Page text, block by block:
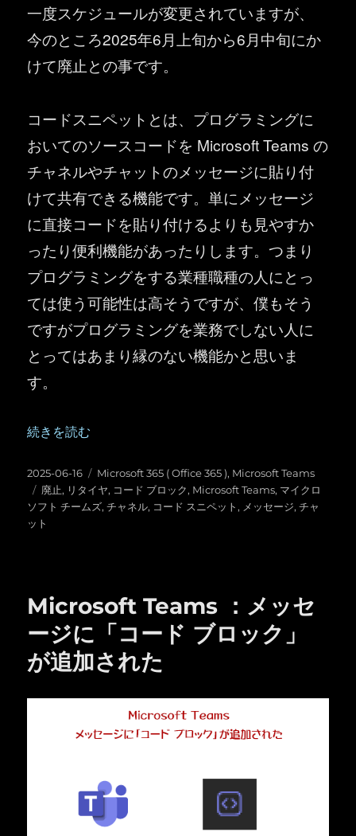
一度スケジュールが変更されていますが、
今のところ2025年6月上旬から6月中旬にか
けて廃止との事です。
コードスニペットとは、プログラミングに
おいてのソースコードを Microsoft Teams の
チャネルやチャットのメッセージに貼り付
けて共有できる機能です。単にメッセージ
に直接コードを貼り付けるよりも見やすか
ったり便利機能があったりします。つまり
プログラミングをする業種職種の人にとっ
ては使う可能性は高そうですが、僕もそう
ですがプログラミングを業務でしない人に
とってはあまり縁のない機能かと思いま
す。
“Microsoft Teams ：「コード スニペット」廃止の予定” の
続きを読む
投
稿
日:
2025-06-16
カ
テ
ゴ
Microsoft 365 ( Office 365 ), Microsoft Teams
タ
グ
廃止, リタイヤ, コード ブロック, Microsoft Teams, マイクロ
ソフト チームズ,チャネル, コード スニペット, メッセージ,チャ
ット
Microsoft Teams ：メッセ
ージに「コード ブロック」
が追加された